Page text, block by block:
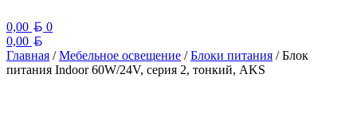
0,00 Белорусский рубль
0
0,00
Главная /Мебельное освещение /Блоки питания / Блок
питания Indoor 60W/24V, серия 2, тонкий, AKS